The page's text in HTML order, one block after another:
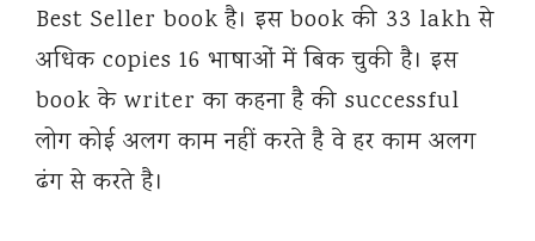
Best Seller book है। इस book की 33 lakh से
अधिक copies 16 भाषाओं में बिक चुकी है। इस
book के writer का कहना है की successful
लोग कोई अलग काम नहीं करते है वे हर काम अलग
ढंग से करते है।